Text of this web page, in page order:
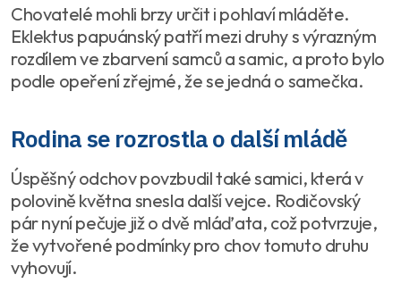
Chovatelé mohli brzy určit i pohlaví mláděte.
Eklektus papuánský patří mezi druhy s výrazným
rozdílem ve zbarvení samců a samic, a proto bylo
podle opeření zřejmé, že se jedná o samečka.
Rodina se rozrostla o další mládě
Úspěšný odchov povzbudil také samici, která v
polovině května snesla další vejce. Rodičovský
pár nyní pečuje již o dvě mláďata, což potvrzuje,
že vytvořené podmínky pro chov tomuto druhu
vyhovují.